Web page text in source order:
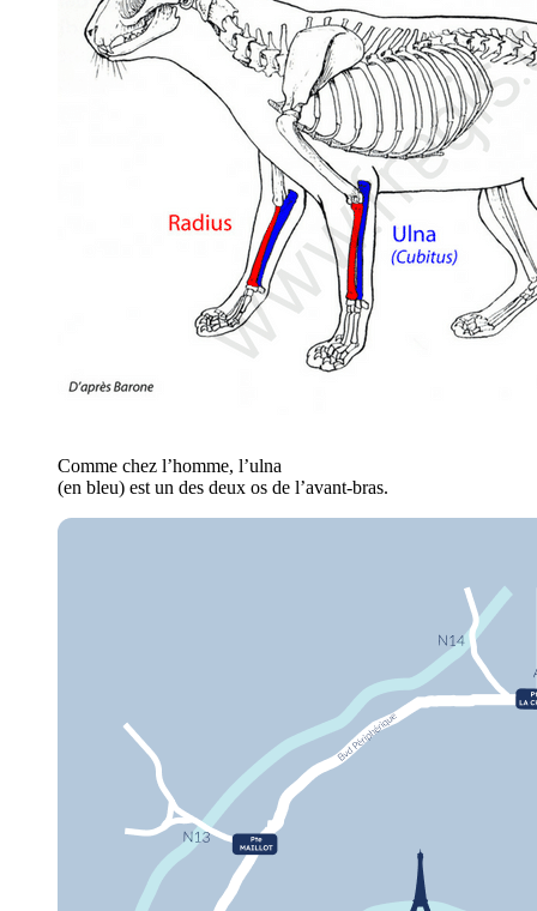
Comme chez l’homme, l’ulna
(en bleu) est un des deux os de l’avant-bras.